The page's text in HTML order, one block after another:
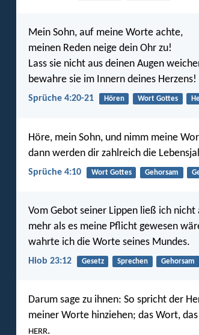
Mein Sohn, auf meine Worte achte,
meinen Reden neige dein Ohr zu!
Lass sie nicht aus deinen Augen
bewahre sie im Innern deines Herzens!
Sprüche 4:20-21 Hören Wort Gottes
Höre, mein Sohn, und nimm meine
dann werden dir zahlreich die
Sprüche 4:10 Wort Gottes Gehorsam
Vom Gebot seiner Lippen ließ ich nicht
mehr als es meine Pflicht gewesen
wahrte ich die Worte seines Mundes.
Hiob 23:12 Gesetz Sprechen Gehorsam
Darum sage zu ihnen: So spricht der
meiner Worte hinziehen; das Wort,
HERR.